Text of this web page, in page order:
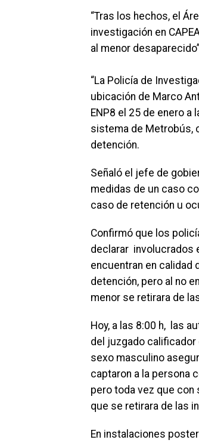
“Tras los hechos, el
investigación en
al menor
“La Policía de
ubicación de Marco
ENP8 el 25 de enero a
sistema de Metrobús,
detención.
Señaló el jefe de
medidas de un caso
caso de retención u
Confirmó que los
declarar involucrados
encuentran en calidad
detención, pero al no
menor se retirara de
Hoy, a las 8:00 h, las
del juzgado
sexo masculino
captaron a la persona
pero toda vez que
que se retirara de las
En instalaciones